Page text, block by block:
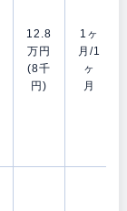
12.8
万円
(8千
円)
1ヶ
月/1
ヶ
月